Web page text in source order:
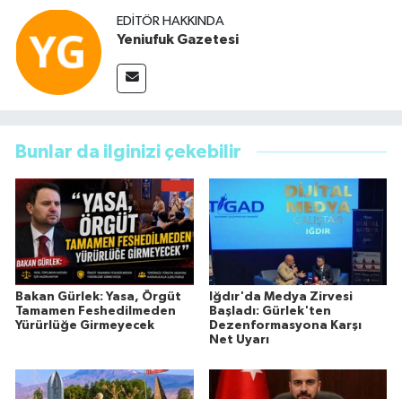
EDITÖR HAKKINDA
Yeniufuk Gazetesi
Bunlar da ilginizi çekebilir
Bakan Gürlek: Yasa, Örgüt
Tamamen Feshedilmeden
Yürürlüğe Girmeyecek
Iğdır'da Medya Zirvesi
Başladı: Gürlek'ten
Dezenformasyona Karşı
Net Uyarı